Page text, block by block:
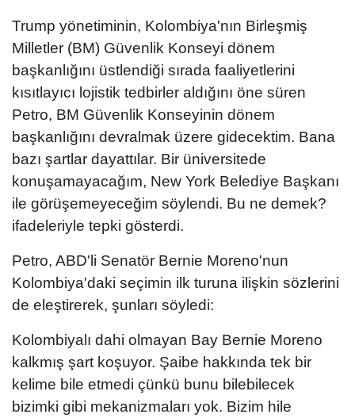
Trump yönetiminin, Kolombiya'nın Birleşmiş
Milletler (BM) Güvenlik Konseyi dönem
başkanlığını üstlendiği sırada faaliyetlerini
kısıtlayıcı lojistik tedbirler aldığını öne süren
Petro, BM Güvenlik Konseyinin dönem
başkanlığını devralmak üzere gidecektim. Bana
bazı şartlar dayattılar. Bir üniversitede
konuşamayacağım, New York Belediye Başkanı
ile görüşemeyeceğim söylendi. Bu ne demek?
ifadeleriyle tepki gösterdi.
Petro, ABD'li Senatör Bernie Moreno'nun
Kolombiya'daki seçimin ilk turuna ilişkin sözlerini
de eleştirerek, şunları söyledi:
Kolombiyalı dahi olmayan Bay Bernie Moreno
kalkmış şart koşuyor. Şaibe hakkında tek bir
kelime bile etmedi çünkü bunu bilebilecek
bizimki gibi mekanizmaları yok. Bizim hile